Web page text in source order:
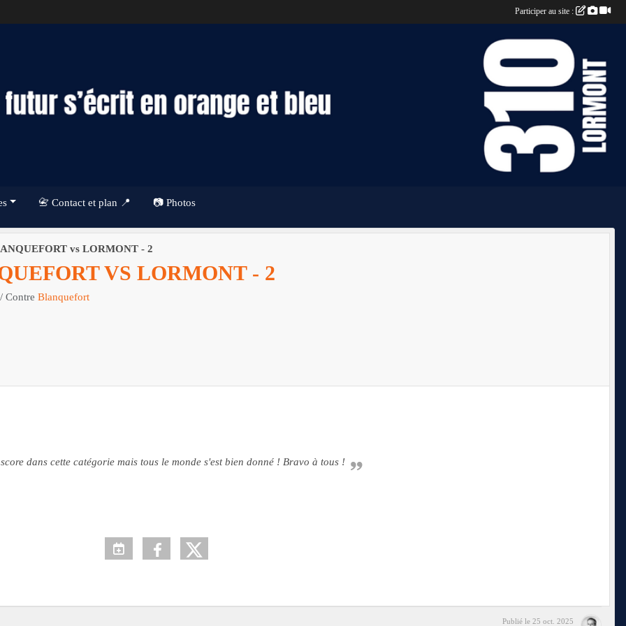
📇 Contact et plan 📍 📷 Photos
vs LORMONT - 2
VS LORMONT - 2
/ Contre Blanquefort
score dans cette catégorie mais tous le monde s'est bien donné ! Bravo à tous !
Publié le 25 oct. 2025
Participer au site :